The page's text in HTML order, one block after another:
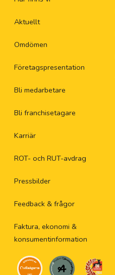
Aktuellt
Omdömen
Företagspresentation
Bli medarbetare
Bli franchisetagare
Karriär
ROT- och RUT-avdrag
Pressbilder
Feedback & frågor
Faktura, ekonomi &
konsumentinformation